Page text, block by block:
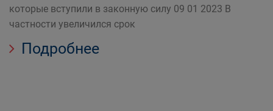
которые вступили в законную силу 09 01 2023 В
частности увеличился срок
Подробнее